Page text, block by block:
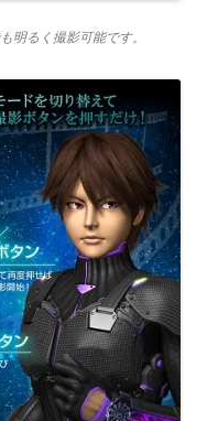
明るく撮影可能です。